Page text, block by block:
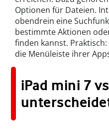
Optionen für Dateien.
obendrein eine
bestimmte Aktionen
finden kannst.
die Menüleiste ihrer
iPad mini 7